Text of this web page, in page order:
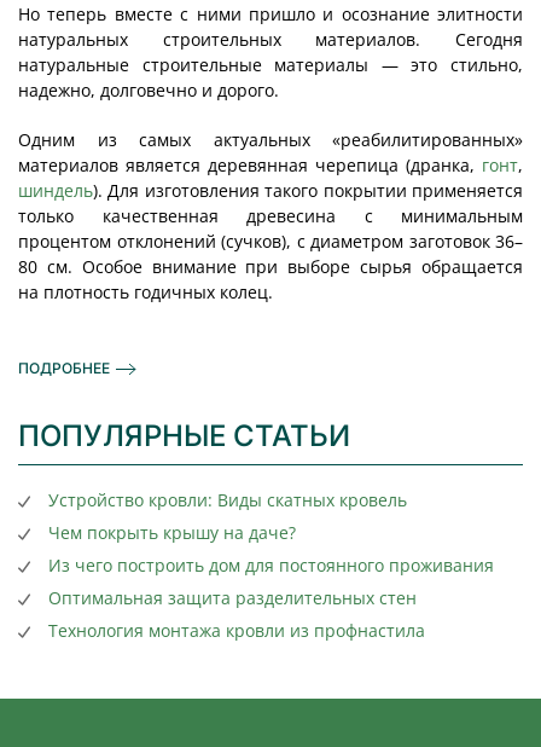
Но теперь вместе с ними пришло и осознание элитности
натуральных строительных материалов. Сегодня
натуральные строительные материалы — это стильно,
надежно, долговечно и дорого.
Одним из самых актуальных «реабилитированных»
материалов является деревянная черепица (дранка, гонт,
шиндель). Для изготовления такого покрытии применяется
только качественная древесина с минимальным
процентом отклонений (сучков), с диаметром заготовок 36–
80 см. Особое внимание при выборе сырья обращается
на плотность годичных колец.
ПОДРОБНЕЕ
ПОПУЛЯРНЫЕ СТАТЬИ
Устройство кровли: Виды скатных кровель
Чем покрыть крышу на даче?
Из чего построить дом для постоянного проживания
Оптимальная защита разделительных стен
Технология монтажа кровли из профнастила